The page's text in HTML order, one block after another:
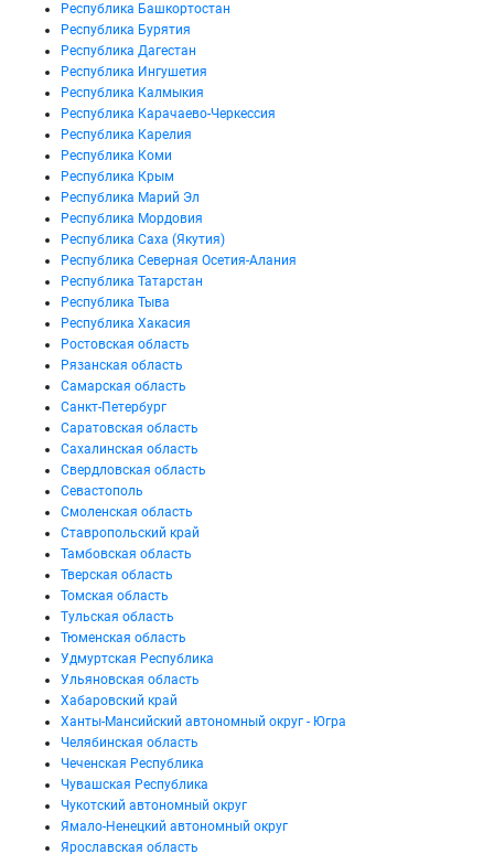
Республика Башкортостан
Республика Бурятия
Республика Дагестан
Республика Ингушетия
Республика Калмыкия
Республика Карачаево-Черкессия
Республика Карелия
Республика Коми
Республика Крым
Республика Марий Эл
Республика Мордовия
Республика Саха (Якутия)
Республика Северная Осетия-Алания
Республика Татарстан
Республика Тыва
Республика Хакасия
Ростовская область
Рязанская область
Самарская область
Санкт-Петербург
Саратовская область
Сахалинская область
Свердловская область
Севастополь
Смоленская область
Ставропольский край
Тамбовская область
Тверская область
Томская область
Тульская область
Тюменская область
Удмуртская Республика
Ульяновская область
Хабаровский край
Ханты-Мансийский автономный округ - Югра
Челябинская область
Чеченская Республика
Чувашская Республика
Чукотский автономный округ
Ямало-Ненецкий автономный округ
Ярославская область